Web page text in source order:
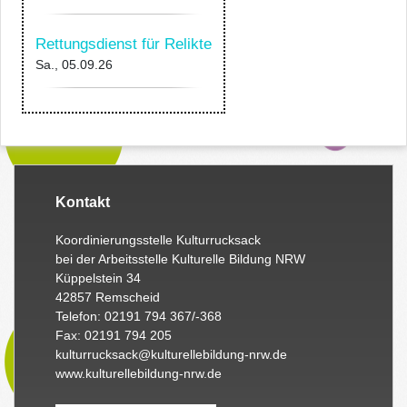
Rettungsdienst für Relikte
Sa., 05.09.26
Kontakt
Koordinierungsstelle Kulturrucksack
bei der Arbeitsstelle Kulturelle Bildung NRW
Küppelstein 34
42857 Remscheid
Telefon: 02191 794 367/-368
Fax: 02191 794 205
kulturrucksack@kulturellebildung-nrw.de
www.kulturellebildung-nrw.de